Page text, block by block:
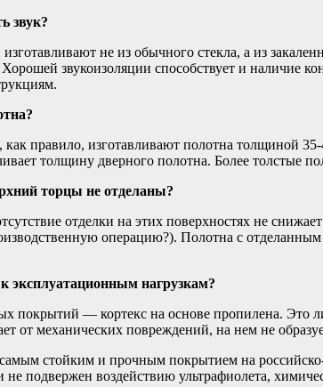
звук?
не из обычного стекла, а из
звукоизоляции способствует и наличие
как правило, изготавливают полотна толщиной
толщину дверного полотна. Более толстые
торцы не отделаны?
отделки на этих поверхностях не
операцию?). Полотна с
эксплуатационным нагрузкам?
— кортекс на основе пропилена. Это
от механических повреждений, на нем не
стойким и прочным покрытием на
подвержен воздействию ультрафиолета,